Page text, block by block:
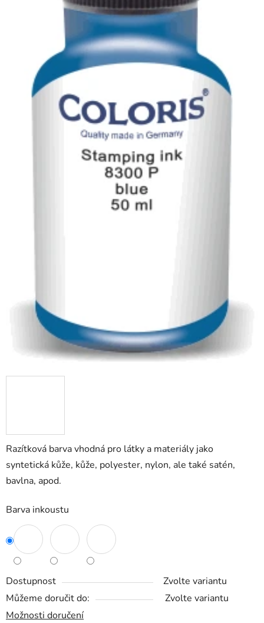
Razítková barva vhodná pro látky a materiály jako
syntetická kůže, kůže, polyester, nylon, ale také satén,
bavlna, apod.
Barva inkoustu
Dostupnost
Zvolte variantu
Můžeme doručit do:
Zvolte variantu
Možnosti doručení